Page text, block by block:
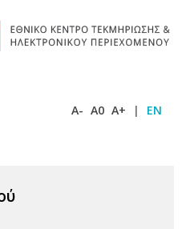
A- A0 A+ | EN